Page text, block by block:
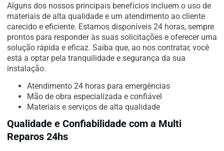
Alguns dos nossos principais benefícios incluem o uso de
materiais de alta qualidade e um atendimento ao cliente
carecido e eficiente. Estamos disponíveis 24 horas, sempre
prontos para responder às suas solicitações e oferecer uma
solução rápida e eficaz. Saiba que, ao nos contratar, você
está a optar pela tranquilidade e segurança da sua
instalação.
Atendimento 24 horas para emergências
Mão de obra especializada e confiável
Materiais e serviços de alta qualidade
Qualidade e Confiabilidade com a Multi
Reparos 24hs